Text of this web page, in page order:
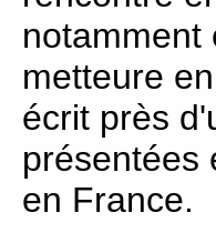
notamment
metteure
écrit près
présentées
en France.